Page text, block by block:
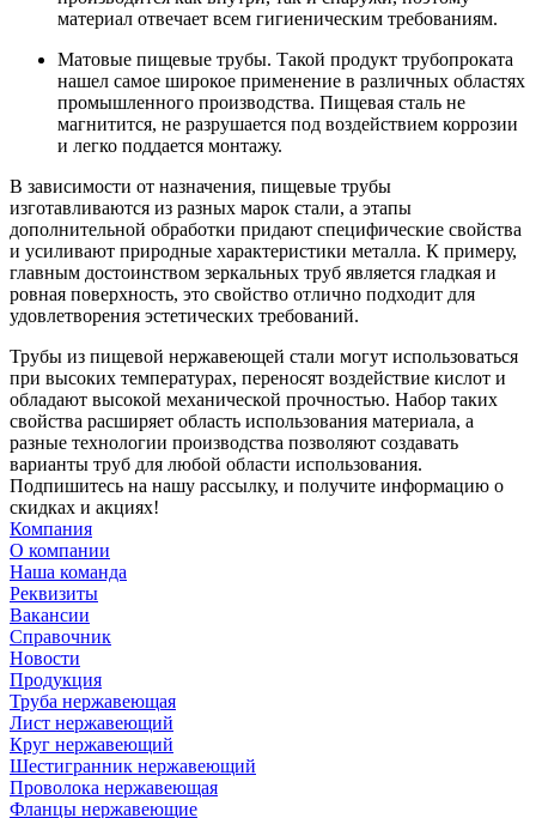
материал отвечает всем гигиеническим требованиям.
Матовые пищевые трубы. Такой продукт трубопроката
нашел самое широкое применение в различных областях
промышленного производства. Пищевая сталь не
магнитится, не разрушается под воздействием коррозии
и легко поддается монтажу.
В зависимости от назначения, пищевые трубы
изготавливаются из разных марок стали, а этапы
дополнительной обработки придают специфические свойства
и усиливают природные характеристики металла. К примеру,
главным достоинством зеркальных труб является гладкая и
ровная поверхность, это свойство отлично подходит для
удовлетворения эстетических требований.
Трубы из пищевой нержавеющей стали могут использоваться
при высоких температурах, переносят воздействие кислот и
обладают высокой механической прочностью. Набор таких
свойства расширяет область использования материала, а
разные технологии производства позволяют создавать
варианты труб для любой области использования.
Подпишитесь на нашу рассылку, и получите информацию о
скидках и акциях!
Компания
О компании
Наша команда
Реквизиты
Вакансии
Справочник
Новости
Продукция
Труба нержавеющая
Лист нержавеющий
Круг нержавеющий
Шестигранник нержавеющий
Проволока нержавеющая
Фланцы нержавеющие